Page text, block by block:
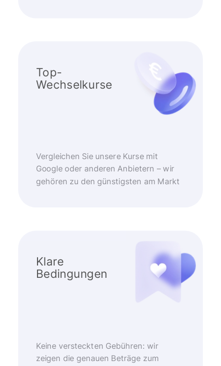
Top-
Wechselkurse
Vergleichen Sie unsere Kurse mit
Google oder anderen Anbietern – wir
gehören zu den günstigsten am Markt
Klare
Bedingungen
Keine versteckten Gebühren: wir
zeigen die genauen Beträge zum